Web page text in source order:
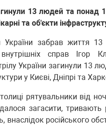
13 людей та понад
та об'єкти
України забрав життя
внутрішніх справ Ігор
України загинули 13
у Києві, Дніпрі та
рятувальники від
загасити,
внаслідок російського